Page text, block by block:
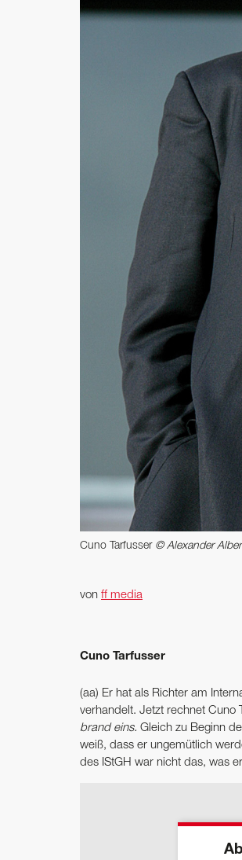
Cuno Tarfusser © Alexander Alber
von ff media
Cuno Tarfusser
(aa) Er hat als Richter am
verhandelt. Jetzt rechnet Cuno
brand eins. Gleich zu Beginn
weiß, dass er ungemütlich
des IStGH war nicht das, was